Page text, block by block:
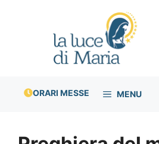
ORARI MESSE MENU